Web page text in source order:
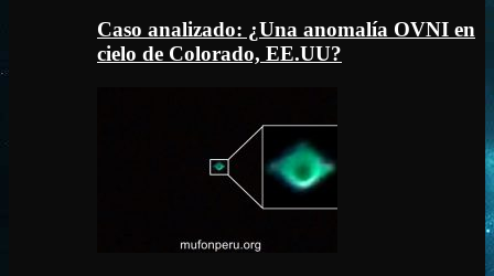
Caso analizado: ¿Una anomalía OVNI en
cielo de Colorado, EE.UU?